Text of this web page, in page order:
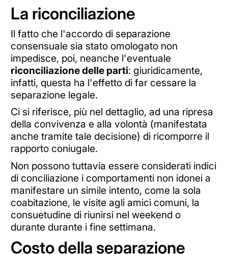
La riconciliazione
Il fatto che l'accordo di separazione
consensuale sia stato omologato non
impedisce, poi, neanche l'eventuale
riconciliazione delle parti: giuridicamente,
infatti, questa ha l'effetto di far cessare la
separazione legale.
Ci si riferisce, più nel dettaglio, ad una ripresa
della convivenza e alla volontà (manifestata
anche tramite tale decisione) di ricomporre il
rapporto coniugale.
Non possono tuttavia essere considerati indici
di conciliazione i comportamenti non idonei a
manifestare un simile intento, come la sola
coabitazione, le visite agli amici comuni, la
consuetudine di riunirsi nel weekend o
durante durante i fine settimana.
Costo della separazione